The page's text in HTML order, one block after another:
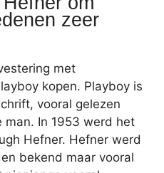
zeer
met
kopen. Playboy is
vooral gelezen
man. In 1953 werd het
Hefner. Hefner werd
bekend maar vooral